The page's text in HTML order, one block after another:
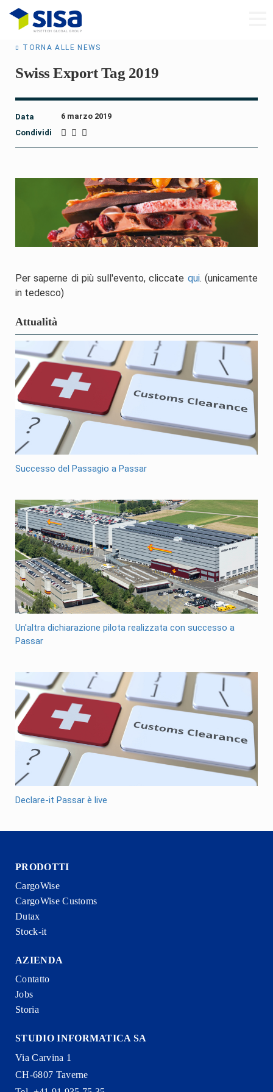
TORNA ALLE NEWS
Swiss Export Tag 2019
Data
6 marzo 2019
Condividi
Per saperne di più sull'evento, cliccate qui. (unicamente
in tedesco)
Attualità
Successo del Passagio a Passar
Un'altra dichiarazione pilota realizzata con successo a
Passar
Declare-it Passar è live
PRODOTTI
CargoWise
CargoWise Customs
Dutax
Stock-it
AZIENDA
Contatto
Jobs
Storia
STUDIO INFORMATICA SA
Via Carvina 1
CH-6807 Taverne